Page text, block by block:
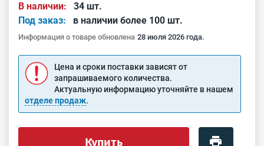
В наличии:
34 шт.
Под заказ:
в наличии более 100 шт.
Информация о товаре обновлена 28 июля 2026 года.
Цена и сроки поставки зависят от
запрашиваемого количества.
Актуальную информацию уточняйте в нашем
отделе продаж.
Купить